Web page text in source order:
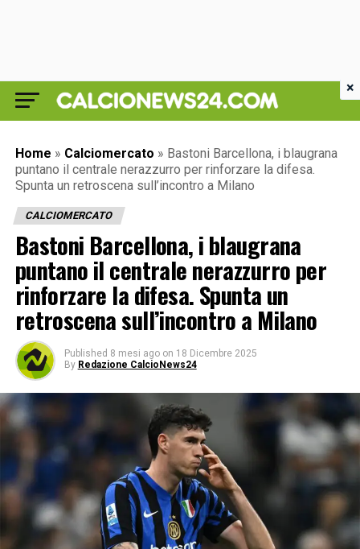
Home » Calciomercato » Bastoni Barcellona, i blaugrana
puntano il centrale nerazzurro per rinforzare la difesa.
Spunta un retroscena sull’incontro a Milano
CALCIOMERCATO
Bastoni Barcellona, i blaugrana
puntano il centrale nerazzurro per
rinforzare la difesa. Spunta un
retroscena sull’incontro a Milano
Published 8 mesi ago on 18 Dicembre 2025
By Redazione CalcioNews24
×